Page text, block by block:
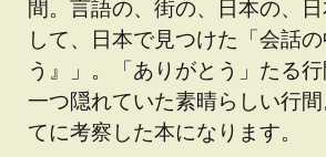
間。言語の、街の、日本の、
して、日本で見つけた「会話
う』」。「ありがとう」たる
一つ隠れていた素晴らしい行
てに考察した本になります。